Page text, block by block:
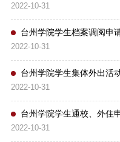
2022-10-31
台州学院学生档案调阅申
2022-10-31
台州学院学生集体外出活
2022-10-31
台州学院学生通校、外住
2022-10-31